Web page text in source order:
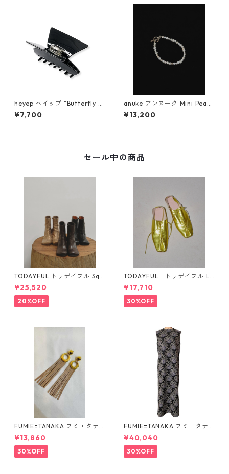
heyep ヘイップ "Butterfly J
oint Clip" hp04626
¥7,700
anuke アンヌーク Mini Pearl
Bracelet 62510911
¥13,200
セール中の商品
TODAYFUL トゥデイフル Squ
are Short Boots 12321008 1
2521006
¥25,520
20%OFF
TODAYFUL トゥデイフル La
ceup Leather Shoes 1232101
1
¥17,710
30%OFF
FUMIE=TANAKA フミエタナ
カ ring fringe earring F23A
-55 NU
¥13,860
30%OFF
FUMIE=TANAKA フミエタナ
カ flower JQ OP (BLK)F25S-
13
¥40,040
30%OFF